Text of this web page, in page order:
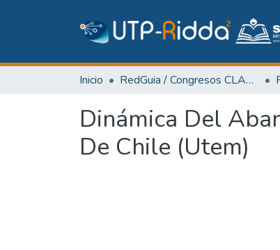
Inicio RedGuia / Congresos CLABES
Dinámica Del
De Chile (Utem)